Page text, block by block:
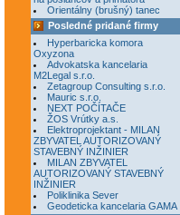
Orientálny (brušný) tanec
Posledné pridané firmy
Hyperbaricka komora
Oxyzona
Advokatska kancelaria
M2Legal s.r.o.
Zetagroup Consulting s.r.o.
Mauric s.r.o.
NEXT POČÍTAČE
ŽOS Vrútky a.s.
Elektroprojektant - MILAN
ZBYVATEL AUTORIZOVANÝ
STAVEBNÝ INŽINIER
MILAN ZBYVATEL
AUTORIZOVANÝ STAVEBNÝ
INŽINIER
Poliklinika Sever
Geodeticka kancelaria GAMA